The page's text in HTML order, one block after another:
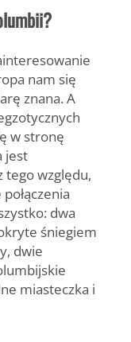
nam się
znana. A
w stronę
jest
tego względu,
dwa
śniegiem
dwie
miasteczka i